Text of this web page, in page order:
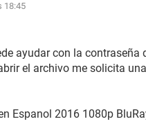
18:45
ayudar con la contraseña
el archivo me solicita
Espanol 2016 1080p